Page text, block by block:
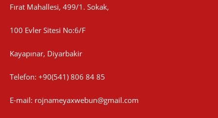
Fırat Mahallesi, 499/1. Sokak,
100 Evler Sitesi No:6/F
Kayapınar, Diyarbakir
Telefon: +90(541) 806 84 85
E-mail: rojnameyaxwebun@gmail.com